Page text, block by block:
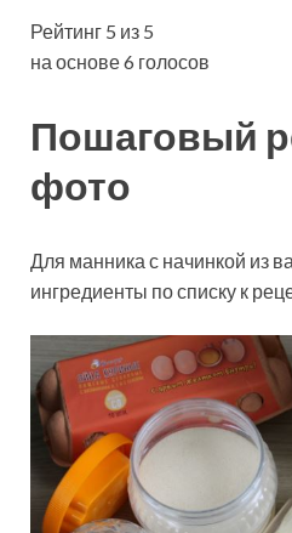
Рейтинг 5 из 5
на основе 6 голосов
Пошаговый
фото
Для манника с начинкой из
ингредиенты по списку к